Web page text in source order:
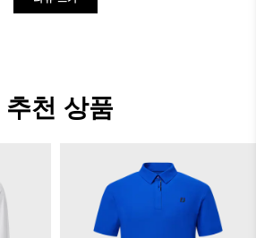
추천 상품